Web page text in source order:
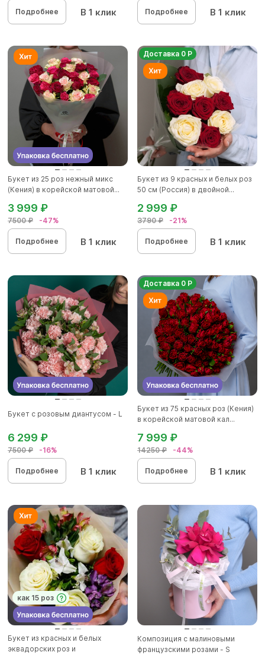
Подробнее В 1 клик Подробнее В 1 клик
Букет из 25 роз нежный микс
(Кения) в корейской матовой...
7500 ₽ -47%
3 999 ₽
Подробнее В 1 клик
Доставка 0 Р
Букет из 9 красных и белых роз
50 см (Россия) в двойной...
3790 ₽ -21%
2 999 ₽
Подробнее В 1 клик
Букет с розовым диантусом - L
7500 ₽ -16%
6 299 ₽
Подробнее В 1 клик
Доставка 0 Р
Букет из 75 красных роз (Кения)
в корейской матовой кал...
14250 ₽ -44%
7 999 ₽
Подробнее В 1 клик
как 15 роз
Букет из красных и белых
эквадорских роз и
Композиция с малиновыми
французскими розами - S